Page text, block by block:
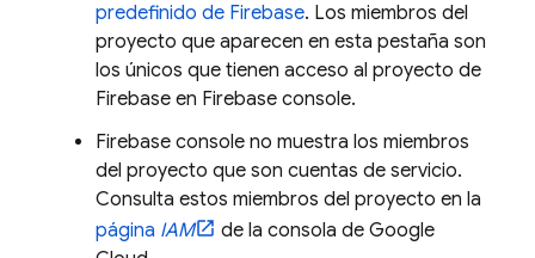
predefinido de Firebase. Los miembros del
proyecto que aparecen en esta pestaña son
los únicos que tienen acceso al proyecto de
Firebase en Firebase console.
Firebase console no muestra los miembros
del proyecto que son cuentas de servicio.
Consulta estos miembros del proyecto en la
página IAM de la consola de Google